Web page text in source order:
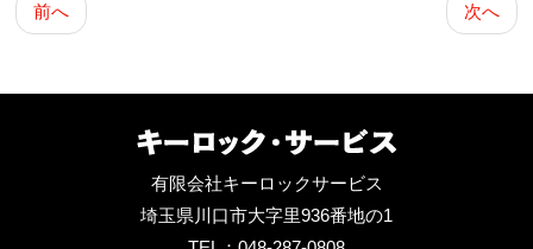
前へ 次へ
有限会社キーロックサービス
埼玉県川口市大字里936番地の1